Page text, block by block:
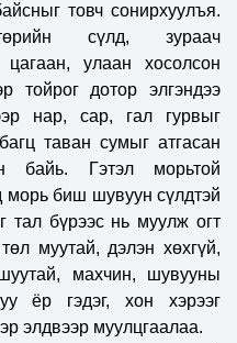
товч сонирхуулъя.
сүлд, зураач
улаан хосолсон
тойрог дотор элгэндээ
нар, сар, гал гурвыг
таван сумыг атгасан
байь. Гэтэл морьтой
морь биш шувуун сүлдтэй
тал бүрээс нь муулж огт
муутай, дэлэн хөхгүй,
махчин, шувууны
ёр гэдэг, хон хэрээг
элдвээр муулцгаалаа.